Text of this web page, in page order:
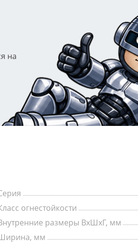
на
огнестойкости
размеры ВхШхГ, мм
мм